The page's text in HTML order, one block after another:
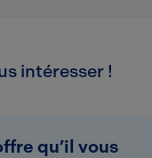
intéresser !
qu’il vous